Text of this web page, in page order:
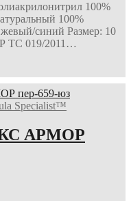
100%
100%
синий Размер: 10
ТС 019/2011…
Specialist™
АРМОР